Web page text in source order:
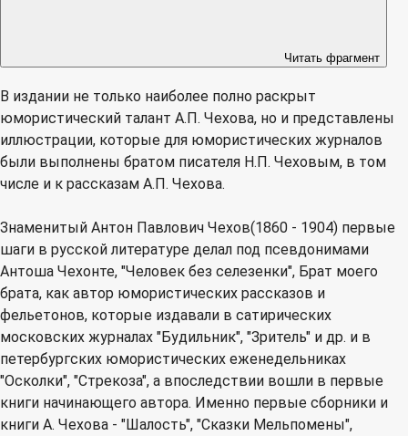
Читать фрагмент
В издании не только наиболее полно раскрыт
юмористический талант А.П. Чехова, но и представлены
иллюстрации, которые для юмористических журналов
были выполнены братом писателя Н.П. Чеховым, в том
числе и к рассказам А.П. Чехова.
Знаменитый Антон Павлович Чехов(1860 - 1904) первые
шаги в русской литературе делал под псевдонимами
Антоша Чехонте, "Человек без селезенки", Брат моего
брата, как автор юмористических рассказов и
фельетонов, которые издавали в сатирических
московских журналах "Будильник", "Зритель" и др. и в
петербургских юмористических еженедельниках
"Осколки", "Стрекоза", а впоследствии вошли в первые
книги начинающего автора. Именно первые сборники и
книги А. Чехова - "Шалость", "Сказки Мельпомены",